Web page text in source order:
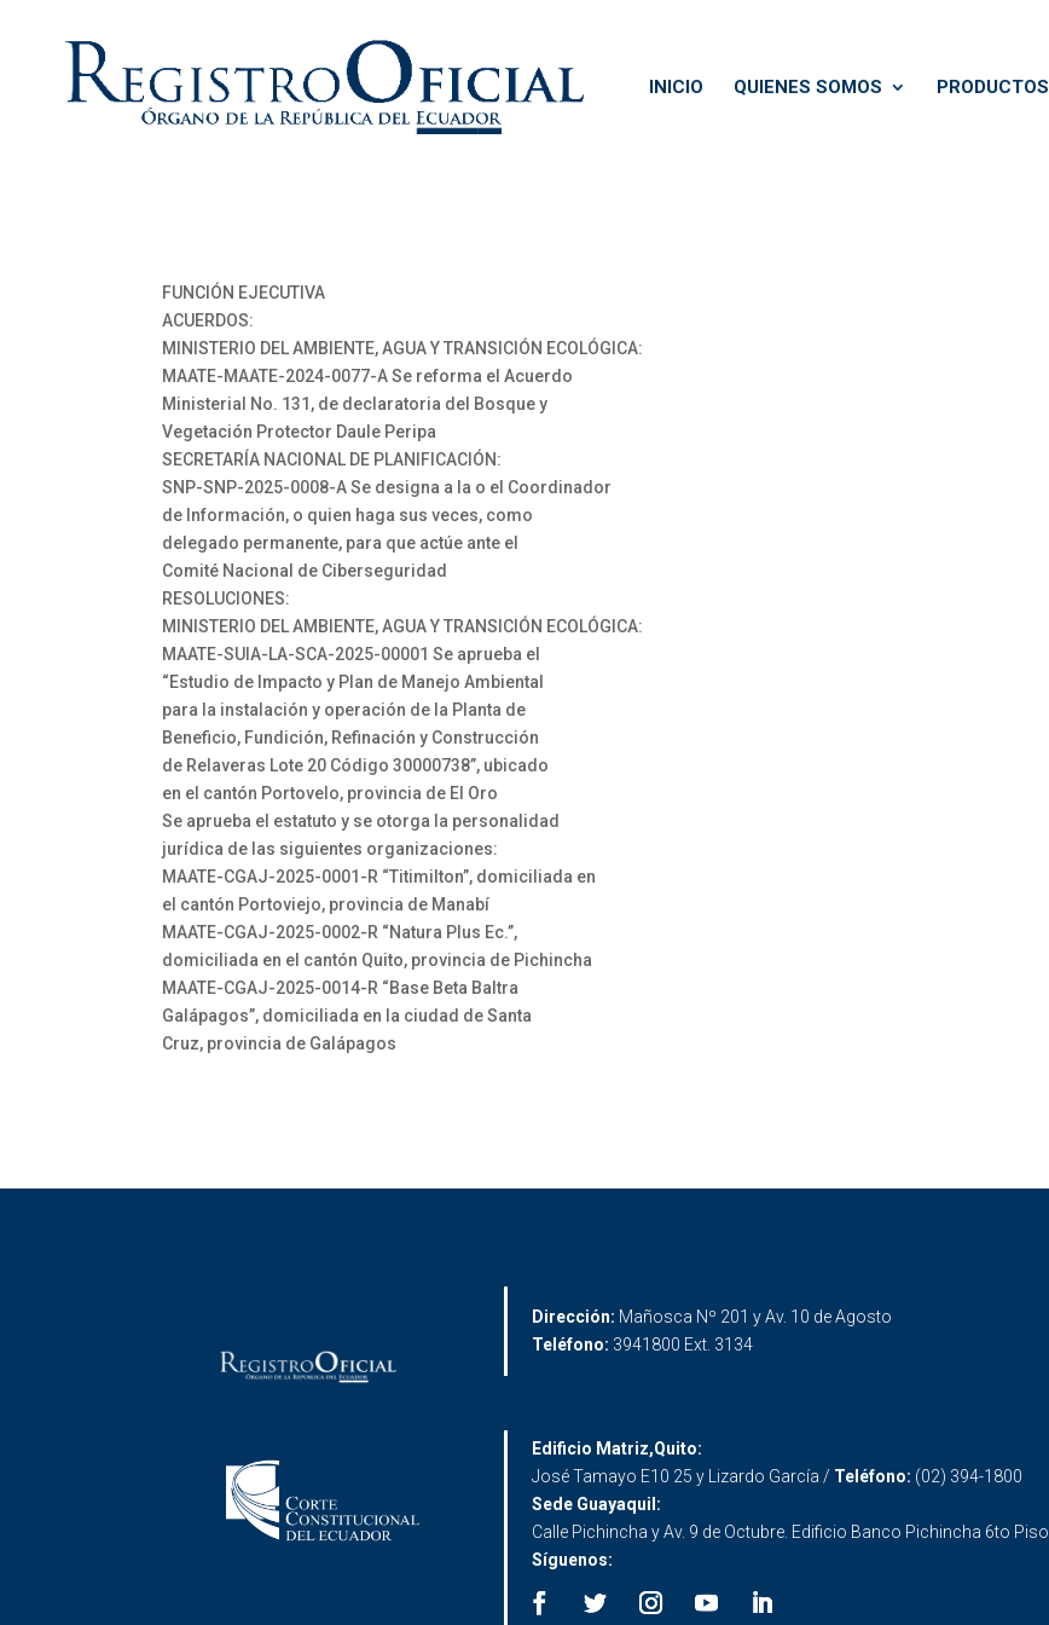
INICIO QUIENES SOMOS PRODUCTOS
FUNCIÓN EJECUTIVA
ACUERDOS:
MINISTERIO DEL AMBIENTE, AGUA Y TRANSICIÓN ECOLÓGICA:
MAATE-MAATE-2024-0077-A Se reforma el Acuerdo
Ministerial No. 131, de declaratoria del Bosque y
Vegetación Protector Daule Peripa
SECRETARÍA NACIONAL DE PLANIFICACIÓN:
SNP-SNP-2025-0008-A Se designa a la o el Coordinador
de Información, o quien haga sus veces, como
delegado permanente, para que actúe ante el
Comité Nacional de Ciberseguridad
RESOLUCIONES:
MINISTERIO DEL AMBIENTE, AGUA Y TRANSICIÓN ECOLÓGICA:
MAATE-SUIA-LA-SCA-2025-00001 Se aprueba el
“Estudio de Impacto y Plan de Manejo Ambiental
para la instalación y operación de la Planta de
Beneficio, Fundición, Refinación y Construcción
de Relaveras Lote 20 Código 30000738”, ubicado
en el cantón Portovelo, provincia de El Oro
Se aprueba el estatuto y se otorga la personalidad
jurídica de las siguientes organizaciones:
MAATE-CGAJ-2025-0001-R “Titimilton”, domiciliada en
el cantón Portoviejo, provincia de Manabí
MAATE-CGAJ-2025-0002-R “Natura Plus Ec.”,
domiciliada en el cantón Quito, provincia de Pichincha
MAATE-CGAJ-2025-0014-R “Base Beta Baltra
Galápagos”, domiciliada en la ciudad de Santa
Cruz, provincia de Galápagos
Dirección: Mañosca Nº 201 y Av. 10 de Agosto
Teléfono: 3941800 Ext. 3134
Edificio Matriz,Quito:
José Tamayo E10 25 y Lizardo García / Teléfono: (02) 394-1800
Sede Guayaquil:
Calle Pichincha y Av. 9 de Octubre. Edificio Banco Pichincha 6to Piso
Síguenos: